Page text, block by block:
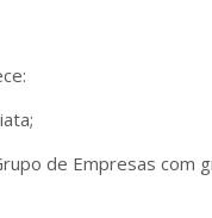
de Empresas com